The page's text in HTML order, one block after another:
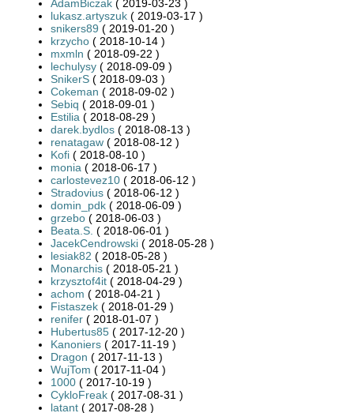
AdamBiczak ( 2019-03-23 )
lukasz.artyszuk ( 2019-03-17 )
snikers89 ( 2019-01-20 )
krzycho ( 2018-10-14 )
mxmln ( 2018-09-22 )
lechulysy ( 2018-09-09 )
SnikerS ( 2018-09-03 )
Cokeman ( 2018-09-02 )
Sebiq ( 2018-09-01 )
Estilia ( 2018-08-29 )
darek.bydlos ( 2018-08-13 )
renatagaw ( 2018-08-12 )
Kofi ( 2018-08-10 )
monia ( 2018-06-17 )
carlostevez10 ( 2018-06-12 )
Stradovius ( 2018-06-12 )
domin_pdk ( 2018-06-09 )
grzebo ( 2018-06-03 )
Beata.S. ( 2018-06-01 )
JacekCendrowski ( 2018-05-28 )
lesiak82 ( 2018-05-28 )
Monarchis ( 2018-05-21 )
krzysztof4it ( 2018-04-29 )
achom ( 2018-04-21 )
Fistaszek ( 2018-01-29 )
renifer ( 2018-01-07 )
Hubertus85 ( 2017-12-20 )
Kanoniers ( 2017-11-19 )
Dragon ( 2017-11-13 )
WujTom ( 2017-11-04 )
1000 ( 2017-10-19 )
CykloFreak ( 2017-08-31 )
latant ( 2017-08-28 )